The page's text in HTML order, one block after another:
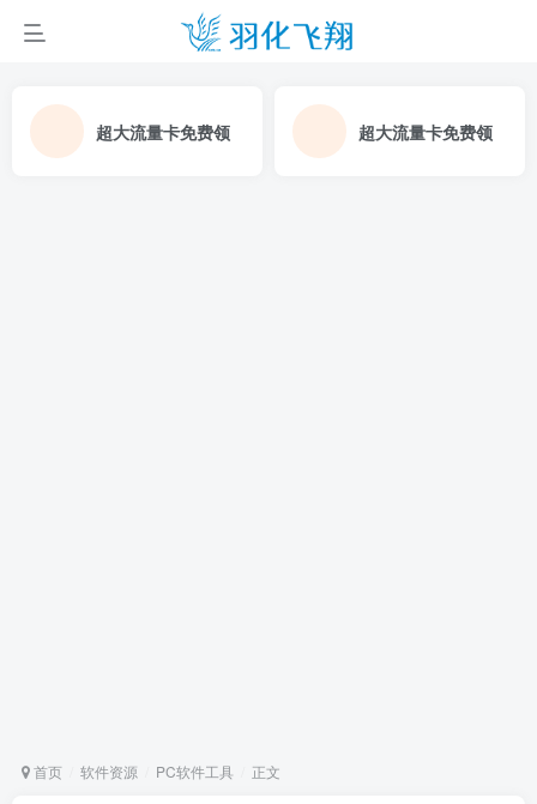
超大流量卡免费领 超大流量卡免费领
首页 软件资源 PC软件工具 正文